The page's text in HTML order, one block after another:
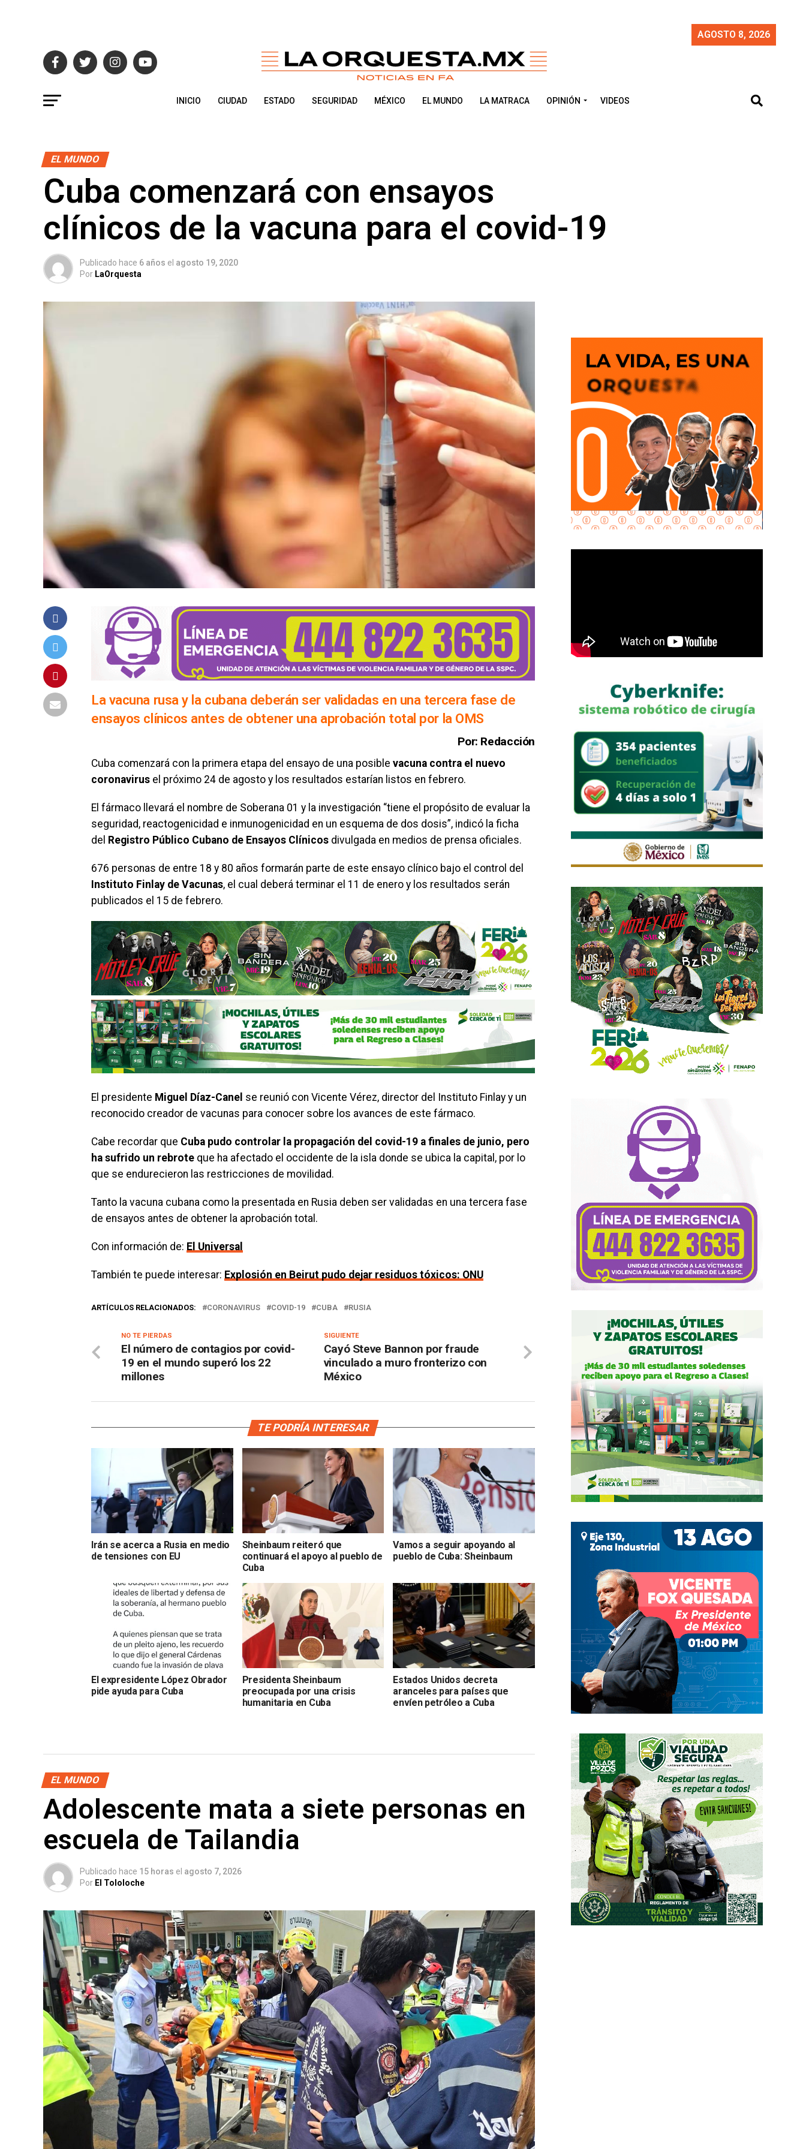
AGOSTO 8, 2026
INICIO CIUDAD ESTADO SEGURIDAD MÉXICO EL MUNDO LA MATRACA OPINIÓN VIDEOS
EL MUNDO
Cuba comenzará con ensayos
clínicos de la vacuna para el covid-19
Publicado hace 6 años el agosto 19, 2020
Por LaOrquesta
La vacuna rusa y la cubana deberán ser validadas en una tercera fase de
ensayos clínicos antes de obtener una aprobación total por la OMS
Por: Redacción
Cuba comenzará con la primera etapa del ensayo de una posible vacuna contra el nuevo
coronavirus el próximo 24 de agosto y los resultados estarían listos en febrero.
El fármaco llevará el nombre de Soberana 01 y la investigación “tiene el propósito de evaluar la
seguridad, reactogenicidad e inmunogenicidad en un esquema de dos dosis”, indicó la ficha
del Registro Público Cubano de Ensayos Clínicos divulgada en medios de prensa oficiales.
676 personas de entre 18 y 80 años formarán parte de este ensayo clínico bajo el control del
Instituto Finlay de Vacunas, el cual deberá terminar el 11 de enero y los resultados serán
publicados el 15 de febrero.
El presidente Miguel Díaz-Canel se reunió con Vicente Vérez, director del Instituto Finlay y un
reconocido creador de vacunas para conocer sobre los avances de este fármaco.
Cabe recordar que Cuba pudo controlar la propagación del covid-19 a finales de junio, pero
ha sufrido un rebrote que ha afectado el occidente de la isla donde se ubica la capital, por lo
que se endurecieron las restricciones de movilidad.
Tanto la vacuna cubana como la presentada en Rusia deben ser validadas en una tercera fase
de ensayos antes de obtener la aprobación total.
Con información de: El Universal
También te puede interesar: Explosión en Beirut pudo dejar residuos tóxicos: ONU
ARTÍCULOS RELACIONADOS: CORONAVIRUS COVID-19 CUBA RUSIA
SIGUIENTE
Cayó Steve Bannon por fraude
vinculado a muro fronterizo con
México
NO TE PIERDAS
El número de contagios por covid-
19 en el mundo superó los 22
millones
TE PODRÍA INTERESAR
Irán se acerca a Rusia en medio
de tensiones con EU
Sheinbaum reiteró que
continuará el apoyo al pueblo de
Cuba
Vamos a seguir apoyando al
pueblo de Cuba: Sheinbaum
El expresidente López Obrador
pide ayuda para Cuba
Presidenta Sheinbaum
preocupada por una crisis
humanitaria en Cuba
Estados Unidos decreta
aranceles para países que
envíen petróleo a Cuba
EL MUNDO
Adolescente mata a siete personas en
escuela de Tailandia
Publicado hace 15 horas el agosto 7, 2026
Por El Tololoche